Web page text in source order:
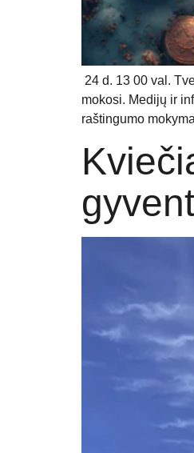
24 d. 13 00 val.
mokosi. Medijų ir
raštingumo